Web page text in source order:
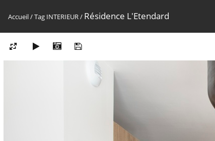
Accueil/Tag INTERIEUR/ Résidence L'Etendard